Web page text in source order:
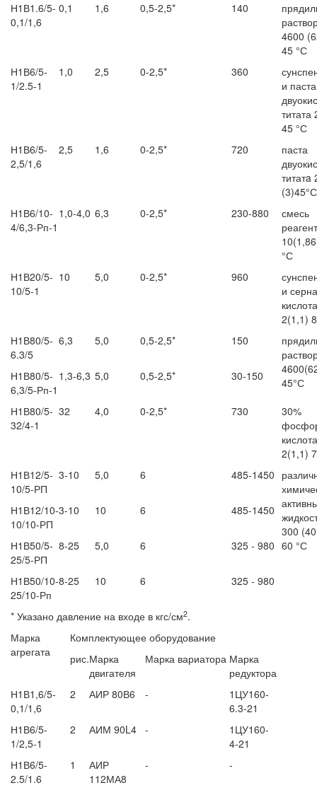
Н1В1.6/5-
0,1/1,6
0,1 1,6 0,5-2,5* 140
4600
45 °С
Н1В6/5-
1/2.5-1
1,0 2,5 0-2,5* 360
и паста
титата
45 °С
Н1В6/5-
2,5/1,6
2,5 1,6 0-2,5* 720
паста
титатa
(3)45°С
Н1В6/10-
4/6,3-Рп-1
1,0-4,0 6,3 0-2,5* 230-880
смесь
°С
Н1В20/5-
10/5-1
10 5,0 0-2,5* 960
и
кислота
2(1,1)
Н1В80/5-
6.3/5
6,3 5,0 0,5-2,5* 150
45°С
Н1В80/5-
6,3/5-Рп-1
1,3-6,3 5,0 0,5-2,5* 30-150
Н1В80/5-
32/4-1
32 4,0 0-2,5* 730
30%
кислота
2(1,1)
Н1В12/5-
10/5-РП
3-10 5,0 6 485-1450
300
60 °С
Н1В12/10-
10/10-РП
3-10 10 6 485-1450
Н1В50/5-
25/5-РП
8-25 5,0 6 325 - 980
Н1В50/10-
25/10-Рп
8-25 10 6 325 - 980
* Указано давление на входе в кгс/см2.
Марка
агрегата
Комплектующее оборудование
рис.Марка
двигателя
Марка вариатора Марка
редуктора
Н1В1,6/5-
0,1/1,6
2 АИР 80В6 -
1ЦУ160-
6.3-21
Н1В6/5-
1/2,5-1
2 АИМ 90L4 -
1ЦУ160-
4-21
Н1В6/5-
2.5/1.6
1
АИР
112МА8
- -